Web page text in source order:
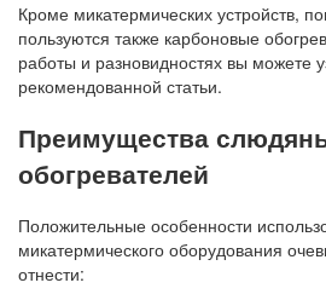
Кроме микатермических устройств,
пользуются также карбоновые
работы и разновидностях вы можете
рекомендованной статьи.
Преимущества
обогревателей
Положительные особенности
микатермического оборудования
отнести: